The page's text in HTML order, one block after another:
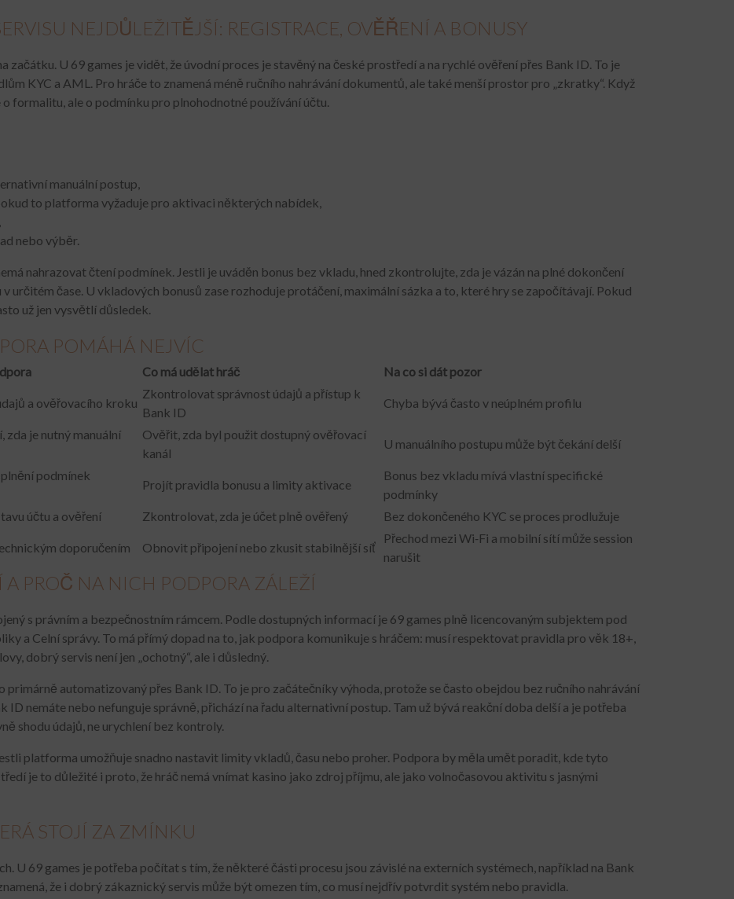
NEJDŮLEŽITĚJŠÍ: REGISTRACE, OVĚŘENÍ A BONUSY
U 69 games je vidět, že úvodní proces je stavěný na české prostředí a na rychlé ověření přes Bank ID. To je
KYC a AML. Pro hráče to znamená méně ručního nahrávání dokumentů, ale také menší prostor pro „zkratky“. Když
formalitu, ale o podmínku pro plnohodnotné používání účtu.
manuální postup,
to platforma vyžaduje pro aktivaci některých nabídek,
nebo výběr.
nahrazovat čtení podmínek. Jestli je uváděn bonus bez vkladu, hned zkontrolujte, zda je vázán na plné dokončení
určitém čase. U vkladových bonusů zase rozhoduje protáčení, maximální sázka a to, které hry se započítávají. Pokud
už jen vysvětlí důsledek.
POMÁHÁ NEJVÍC
Co má udělat hráč Na co si dát pozor
a ověřovacího kroku
Zkontrolovat správnost údajů a přístup k
Bank ID
Chyba bývá často v neúplném profilu
zda je nutný manuální
Ověřit, zda byl použit dostupný ověřovací
kanál
U manuálního postupu může být čekání delší
podmínek
Projít pravidla bonusu a limity aktivace
Bonus bez vkladu mívá vlastní specifické
podmínky
účtu a ověření Zkontrolovat, zda je účet plně ověřený
Bez dokončeného KYC se proces prodlužuje
doporučením Obnovit připojení nebo zkusit stabilnější síť
Přechod mezi Wi‑Fi a mobilní sítí může session
narušit
PROČ NA NICH PODPORA ZÁLEŽÍ
s právním a bezpečnostním rámcem. Podle dostupných informací je 69 games plně licencovaným subjektem pod
a Celní správy. To má přímý dopad na to, jak podpora komunikuje s hráčem: musí respektovat pravidla pro věk 18+,
dobrý servis není jen „ochotný“, ale i důsledný.
primárně automatizovaný přes Bank ID. To je pro začátečníky výhoda, protože se často obejdou bez ručního nahrávání
ID nemáte nebo nefunguje správně, přichází na řadu alternativní postup. Tam už bývá reakční doba delší a je potřeba
shodu údajů, ne urychlení bez kontroly.
platforma umožňuje snadno nastavit limity vkladů, času nebo proher. Podpora by měla umět poradit, kde tyto
je to důležité i proto, že hráč nemá vnímat kasino jako zdroj příjmu, ale jako volnočasovou aktivitu s jasnými
STOJÍ ZA ZMÍNKU
U 69 games je potřeba počítat s tím, že některé části procesu jsou závislé na externích systémech, například na Bank
že i dobrý zákaznický servis může být omezen tím, co musí nejdřív potvrdit systém nebo pravidla.